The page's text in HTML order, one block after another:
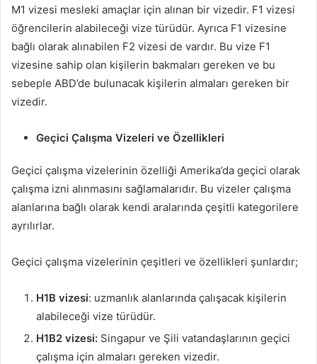
M1 vizesi mesleki amaçlar için alınan bir vizedir. F1 vizesi
öğrencilerin alabileceği vize türüdür. Ayrıca F1 vizesine
bağlı olarak alınabilen F2 vizesi de vardır. Bu vize F1
vizesine sahip olan kişilerin bakmaları gereken ve bu
sebeple ABD’de bulunacak kişilerin almaları gereken bir
vizedir.
Geçici Çalışma Vizeleri ve Özellikleri
Geçici çalışma vizelerinin özelliği Amerika’da geçici olarak
çalışma izni alınmasını sağlamalarıdır. Bu vizeler çalışma
alanlarına bağlı olarak kendi aralarında çeşitli kategorilere
ayrılırlar.
Geçici çalışma vizelerinin çeşitleri ve özellikleri şunlardır;
H1B vizesi: uzmanlık alanlarında çalışacak kişilerin
alabileceği vize türüdür.
H1B2 vizesi: Singapur ve Şili vatandaşlarının geçici
çalışma için almaları gereken vizedir.